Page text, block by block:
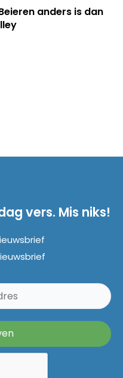
anders is dan
vers. Mis niks!